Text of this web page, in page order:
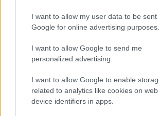
I want to allow my user data to be sent
Google for online advertising purposes.
I want to allow Google to send me
personalized advertising.
I want to allow Google to enable
related to analytics like cookies on
device identifiers in apps.
2014. 01. 15.|Kultúrpart
Kivágott 45 percetMartinScorsese
forgalmazója.